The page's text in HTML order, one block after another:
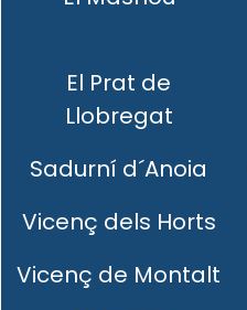
El Prat de
Llobregat
Sadurní d´Anoia
Vicenç dels Horts
Vicenç de Montalt